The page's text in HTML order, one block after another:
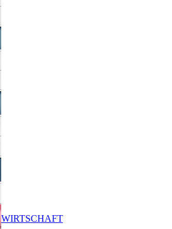
WIRTSCHAFT